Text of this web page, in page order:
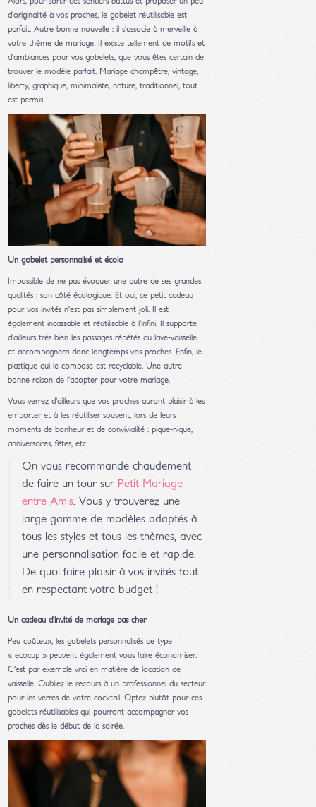
d’originalité à vos proches, le gobelet réutilisable est
parfait. Autre bonne nouvelle : il s’associe à merveille à
votre thème de mariage. Il existe tellement de motifs et
d’ambiances pour vos gobelets, que vous êtes certain de
trouver le modèle parfait. Mariage champêtre, vintage,
liberty, graphique, minimaliste, nature, traditionnel, tout
est permis.
Un gobelet personnalisé et écolo
Impossible de ne pas évoquer une autre de ses grandes
qualités : son côté écologique. Et oui, ce petit cadeau
pour vos invités n’est pas simplement joli. Il est
également incassable et réutilisable à l’infini. Il supporte
d’ailleurs très bien les passages répétés au lave-vaisselle
et accompagnera donc longtemps vos proches. Enfin, le
plastique qui le compose est recyclable. Une autre
bonne raison de l’adopter pour votre mariage.
Vous verrez d’ailleurs que vos proches auront plaisir à les
emporter et à les réutiliser souvent, lors de leurs
moments de bonheur et de convivialité : pique-nique,
anniversaires, fêtes, etc.
On vous recommande chaudement
de faire un tour sur Petit Mariage
entre Amis. Vous y trouverez une
large gamme de modèles adaptés à
tous les styles et tous les thèmes, avec
une personnalisation facile et rapide.
De quoi faire plaisir à vos invités tout
en respectant votre budget !
Un cadeau d’invité de mariage pas cher
Peu coûteux, les gobelets personnalisés de type
« ecocup » peuvent également vous faire économiser.
C’est par exemple vrai en matière de location de
vaisselle. Oubliez le recours à un professionnel du secteur
pour les verres de votre cocktail. Optez plutôt pour ces
gobelets réutilisables qui pourront accompagner vos
proches dès le début de la soirée.